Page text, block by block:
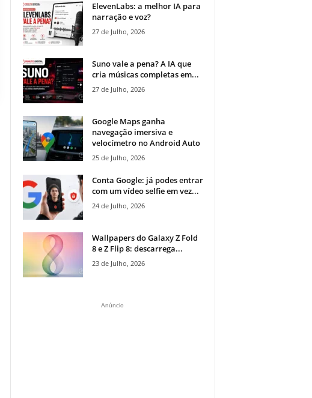
ElevenLabs: a melhor IA para
narração e voz?
27 de Julho, 2026
Suno vale a pena? A IA que
cria músicas completas em...
27 de Julho, 2026
Google Maps ganha
navegação imersiva e
velocímetro no Android Auto
25 de Julho, 2026
Conta Google: já podes entrar
com um vídeo selfie em vez...
24 de Julho, 2026
Wallpapers do Galaxy Z Fold
8 e Z Flip 8: descarrega...
23 de Julho, 2026
Anúncio